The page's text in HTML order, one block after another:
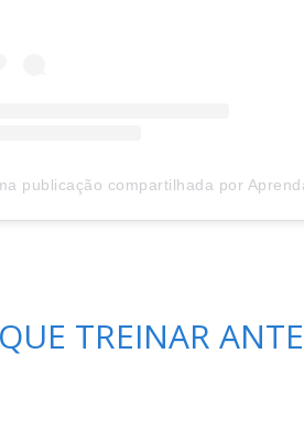
publicação compartilhada por
TREINAR